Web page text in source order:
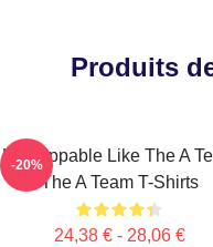
Produits
Unstoppable Like The A
The A Team T-Shirts
24,38 € - 28,06 €
-20%